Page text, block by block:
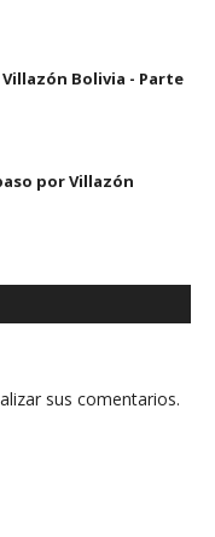
Villazón Bolivia - Parte
por Villazón
sus comentarios.